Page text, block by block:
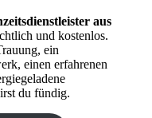
aus
und kostenlos.
ein
einen erfahrenen
du fündig.